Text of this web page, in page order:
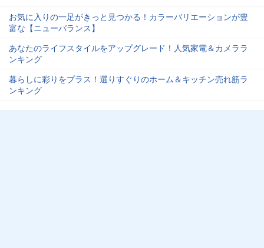
お気に入りの一足がきっと見つかる！カラーバリエーションが豊
富な【ニューバランス】
あなたのライフスタイルをアップグレード！人気家電＆カメララ
ンキング
暮らしに彩りをプラス！選りすぐりのホーム＆キッチン売れ筋ラ
ンキング